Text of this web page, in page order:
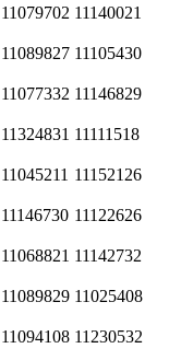
11079702 11140021
11089827 11105430
11077332 11146829
11324831 11111518
11045211 11152126
11146730 11122626
11068821 11142732
11089829 11025408
11094108 11230532